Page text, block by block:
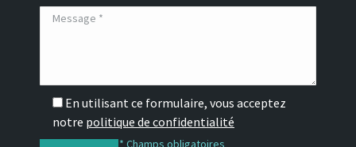
En utilisant ce formulaire, vous acceptez
notre politique de confidentialité